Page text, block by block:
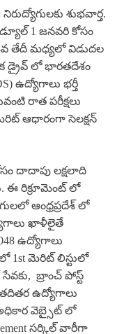
నిరుద్యోగులకు శుభవార్త.
1 జనవరి కోసం
4వ తేదీ మధ్యలో విడుదల
లో భారతదేశం
ఉద్యోగాలు భర్తీ
రాత పరీక్షలు
ఆధారంగా సెలక్షన్
దాదాపు లక్షలాది
ఈ రిక్రూమెంట్ లో
ఆంధ్రప్రదేశ్ లో
ఖాళీలైతే
ఉద్యోగాలు
1st మెరిట్ లిస్టులో
బ్రాంచ్ పోస్ట్
తదితర ఉద్యోగాలు
వెబ్సైట్ లో
సర్కిల్ వారీగా